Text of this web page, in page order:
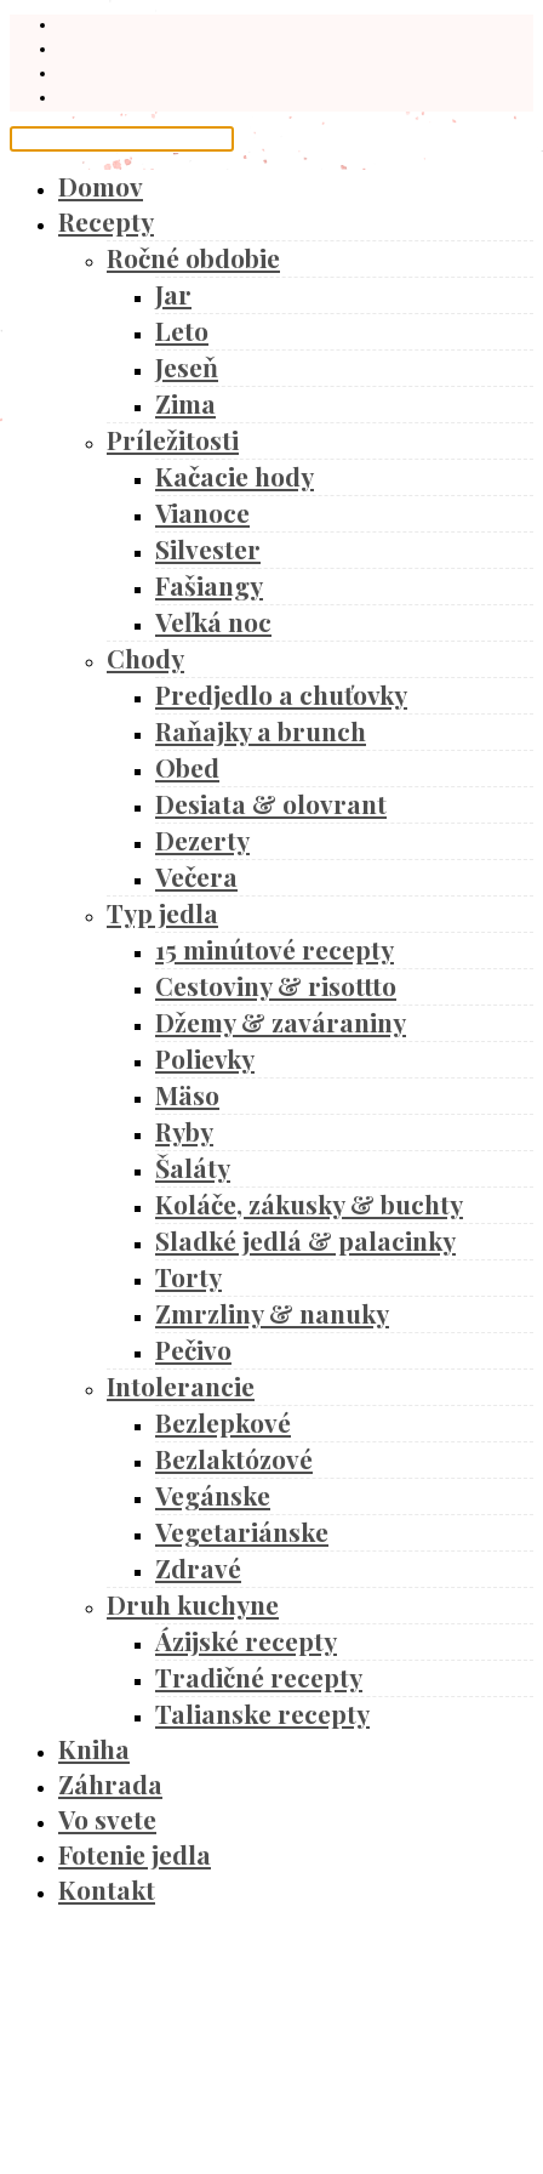
Domov
Recepty
Ročné obdobie
Jar
Leto
Jeseň
Zima
Príležitosti
Kačacie hody
Vianoce
Silvester
Fašiangy
Veľká noc
Chody
Predjedlo a chuťovky
Raňajky a brunch
Obed
Desiata & olovrant
Dezerty
Večera
Typ jedla
15 minútové recepty
Cestoviny & risottto
Džemy & zaváraniny
Polievky
Mäso
Ryby
Šaláty
Koláče, zákusky & buchty
Sladké jedlá & palacinky
Torty
Zmrzliny & nanuky
Pečivo
Intolerancie
Bezlepkové
Bezlaktózové
Vegánske
Vegetariánske
Zdravé
Druh kuchyne
Ázijské recepty
Tradičné recepty
Talianske recepty
Kniha
Záhrada
Vo svete
Fotenie jedla
Kontakt